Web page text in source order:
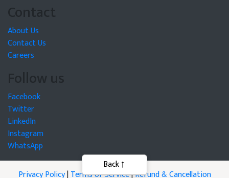
Contact
About Us
Contact Us
Careers
Follow us
Facebook
Twitter
LinkedIn
Instagram
WhatsApp
Privacy Policy|Terms of Service|Refund & Cancellation